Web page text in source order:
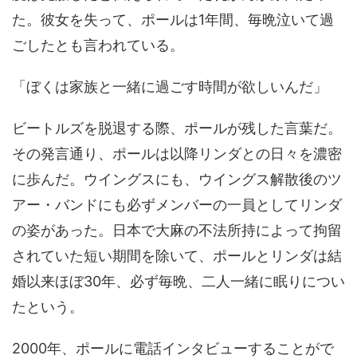
た。彼女を失って、ポールは1年間、毎晩泣いて過
ごしたとも言われている。
「ぼくは家族と一緒に過ごす時間が欲しいんだ」
ビートルズを脱退する際、ポールが残した言葉だ。
その発言通り、ポールは以降リンダとの日々を濃密
に歩んだ。ウイングスにも、ウイングス解散後のツ
アー・バンドにも必ずメンバーの一員としてリンダ
の姿があった。日本で大麻の不法所持によって拘留
されていた短い期間を除いて、ポールとリンダは結
婚以来ほぼ30年、必ず毎晩、二人一緒に眠りについ
たという。
2000年、ポールに電話インタビューすることがで